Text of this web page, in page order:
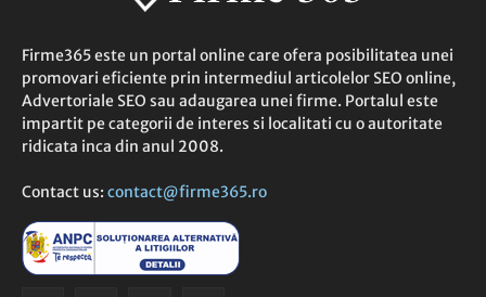
Firme365 este un portal online care ofera posibilitatea unei
promovari eficiente prin intermediul articolelor SEO online,
Advertoriale SEO sau adaugarea unei firme. Portalul este
impartit pe categorii de interes si localitati cu o autoritate
ridicata inca din anul 2008.
Contact us: contact@firme365.ro